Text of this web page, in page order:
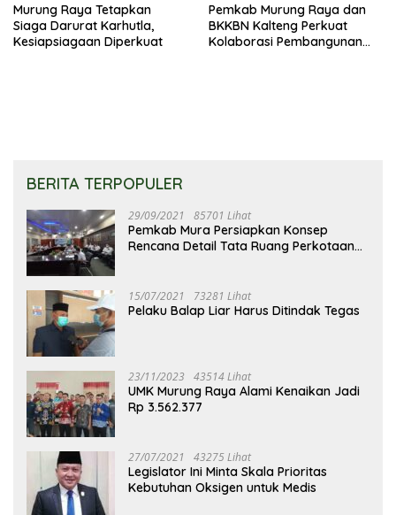
Murung Raya Tetapkan
Siaga Darurat Karhutla,
Kesiapsiagaan Diperkuat
Pemkab Murung Raya dan
BKKBN Kalteng Perkuat
Kolaborasi Pembangunan
BERITA TERPOPULER
29/09/2021 85701 Lihat
Pemkab Mura Persiapkan Konsep
Rencana Detail Tata Ruang Perkotaan
15/07/2021 73281 Lihat
Pelaku Balap Liar Harus Ditindak Tegas
23/11/2023 43514 Lihat
UMK Murung Raya Alami Kenaikan Jadi
Rp 3.562.377
27/07/2021 43275 Lihat
Legislator Ini Minta Skala Prioritas
Kebutuhan Oksigen untuk Medis